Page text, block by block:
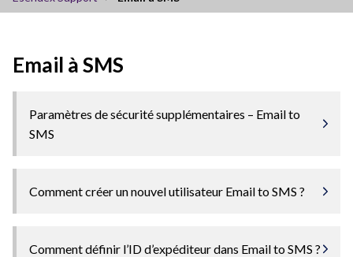
Email à SMS
Paramètres de sécurité supplémentaires – Email to
SMS
Comment créer un nouvel utilisateur Email to SMS ?
Comment définir l’ID d’expéditeur dans Email to SMS ?